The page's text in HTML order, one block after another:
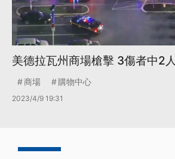
美德拉瓦州商場槍擊 3傷者中2
商場 購物中心
2023/4/9 19:31